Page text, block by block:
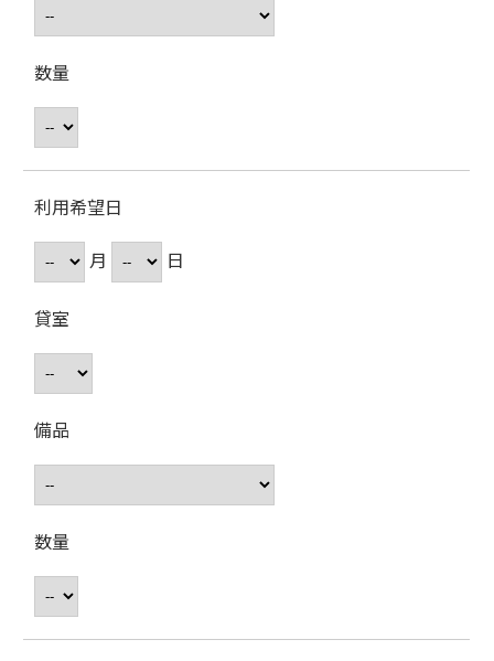
数量
利用希望日
月
日
貸室
備品
数量